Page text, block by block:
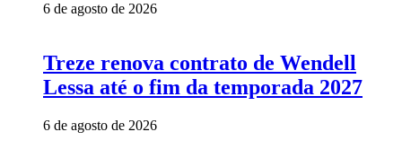
6 de agosto de 2026
Treze renova contrato de Wendell
Lessa até o fim da temporada 2027
6 de agosto de 2026